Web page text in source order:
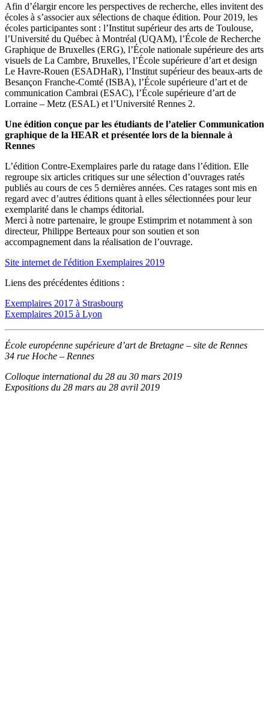
Afin d’élargir encore les perspectives de recherche, elles invitent des
écoles à s’associer aux sélections de chaque édition. Pour 2019, les
écoles participantes sont : l’Institut supérieur des arts de Toulouse,
l’Université du Québec à Montréal (UQAM), l’École de Recherche
Graphique de Bruxelles (ERG), l’École nationale supérieure des arts
visuels de La Cambre, Bruxelles, l’École supérieure d’art et design
Le Havre-Rouen (ESADHaR), l’Institut supérieur des beaux-arts de
Besançon Franche-Comté (ISBA), l’École supérieure d’art et de
communication Cambrai (ESAC), l’École supérieure d’art de
Lorraine – Metz (ESAL) et l’Université Rennes 2.
Une édition conçue par les étudiants de l’atelier Communication
graphique de la HEAR et présentée lors de la biennale à
Rennes
L’édition Contre-Exemplaires parle du ratage dans l’édition. Elle
regroupe six articles critiques sur une sélection d’ouvrages ratés
publiés au cours de ces 5 dernières années. Ces ratages sont mis en
regard avec d’autres éditions quant à elles sélectionnées pour leur
exemplarité dans le champs éditorial.
Merci à notre partenaire, le groupe Estimprim et notamment à son
directeur, Philippe Berteaux pour son soutien et son
accompagnement dans la réalisation de l’ouvrage.
Site internet de l'édition Exemplaires 2019
Liens des précédentes éditions :
Exemplaires 2017 à Strasbourg
Exemplaires 2015 à Lyon
École européenne supérieure d’art de Bretagne – site de Rennes
34 rue Hoche – Rennes
Colloque international du 28 au 30 mars 2019
Expositions du 28 mars au 28 avril 2019